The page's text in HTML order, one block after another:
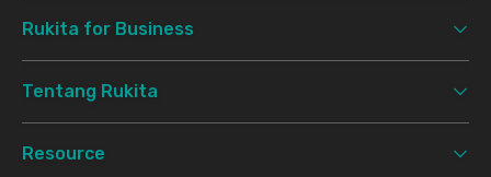
Rukita for Business
Tentang Rukita
Resource